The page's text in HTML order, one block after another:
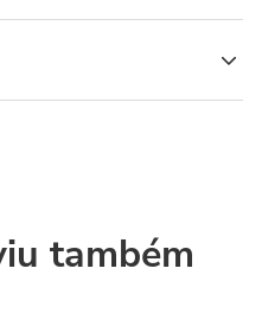
também